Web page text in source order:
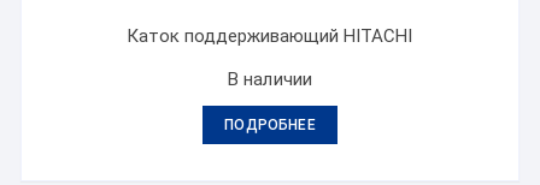
Каток поддерживающий HITACHI
В наличии
ПОДРОБНЕЕ